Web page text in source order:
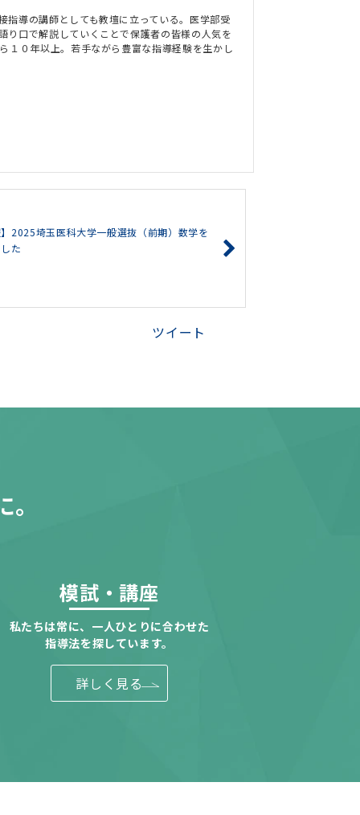
導の講師としても教壇に立っている。医学部受
り口で解説していくことで保護者の皆様の人気を
１０年以上。若手ながら豊富な指導経験を生かし
2025埼玉医科大学一般選抜（前期）数学を
た
ツイート
模試・講座
私たちは常に、一人ひとりに合わせた
指導法を探しています。
詳しく見る